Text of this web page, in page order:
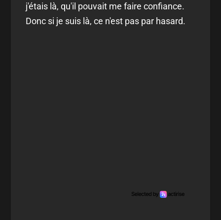
j'étais là, qu'il pouvait me faire confiance.
Donc si je suis là, ce n'est pas par hasard.